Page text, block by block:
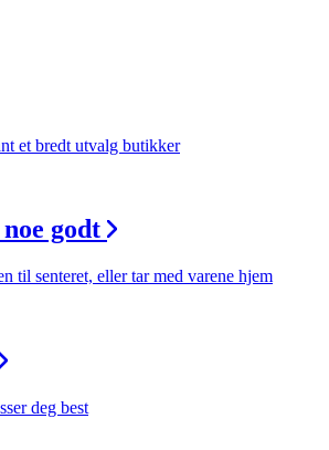
et bredt utvalg butikker
godt
til senteret, eller tar med varene hjem
deg best